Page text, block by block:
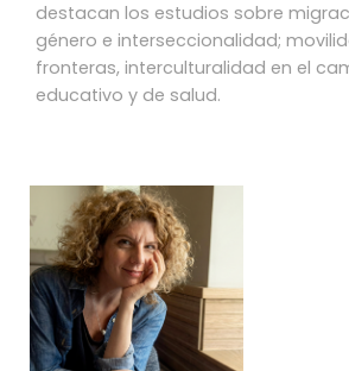
destacan los estudios sobre
género e interseccionalidad;
fronteras, interculturalidad en el
educativo y de salud.